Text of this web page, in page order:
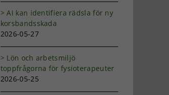
AI kan identifiera rädsla för ny
korsbandsskada
2026-05-27
Lön och arbetsmiljö
toppfrågorna för fysioterapeuter
2026-05-25